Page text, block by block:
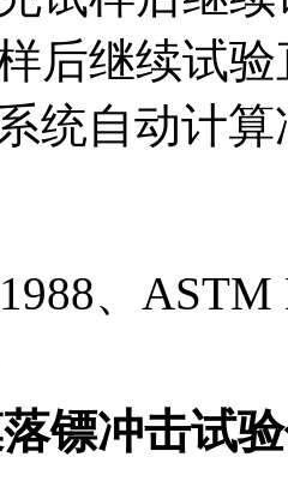
后继续试
统自动计
、
镖冲击试